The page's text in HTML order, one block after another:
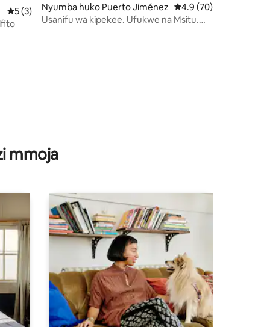
64
Ukadiriaji wa wastani wa 5 kati ya 5, tathmini 3
5 (3)
Nyumba huko Puerto Jiménez Ukadiriaji wa
4.9 (70)
Usanifu wa kipekee. Ufukwe na Msitu.
mmoja